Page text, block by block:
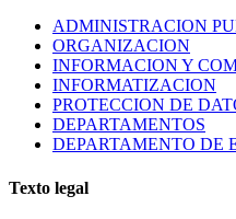
ADMINISTRACION
ORGANIZACION
INFORMACION Y
INFORMATIZACION
PROTECCION DE
DEPARTAMENTOS
DEPARTAMENTO DE
Texto legal